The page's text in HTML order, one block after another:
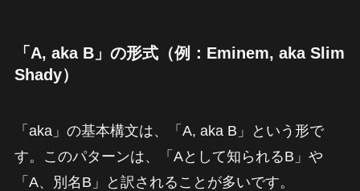
「A, aka B」の形式（例：Eminem, aka Slim
Shady）
「aka」の基本構文は、「A, aka B」という形で
す。このパターンは、「Aとして知られるB」や
「A、別名B」と訳されることが多いです。